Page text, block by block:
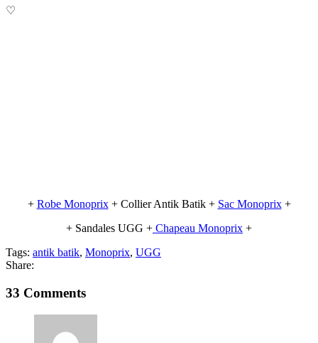
♡
+ Robe Monoprix+ Collier Antik Batik + Sac Monoprix+
+ Sandales UGG + Chapeau Monoprix +
Tags: antik batik, Monoprix, UGG
Share:
33 Comments